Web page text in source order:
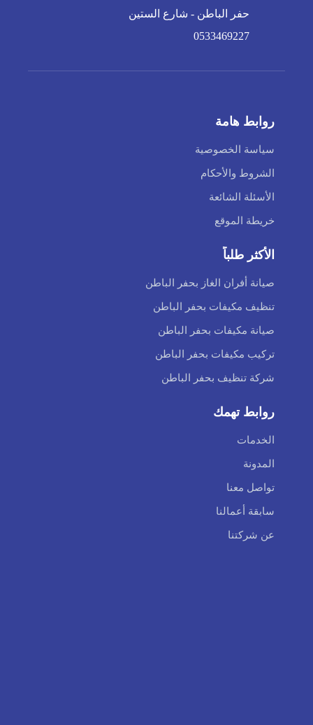
حفر الباطن - شارع الستين
0533469227
روابط هامة
سياسة الخصوصية
الشروط والأحكام
الأسئلة الشائعة
خريطة الموقع
الأكثر طلباً
صيانة أفران الغاز بحفر الباطن
تنظيف مكيفات بحفر الباطن
صيانة مكيفات بحفر الباطن
تركيب مكيفات بحفر الباطن
شركة تنظيف بحفر الباطن
روابط تهمك
الخدمات
المدونة
تواصل معنا
سابقة أعمالنا
عن شركتنا